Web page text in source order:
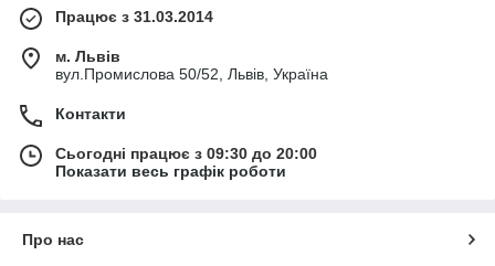
Працює з 31.03.2014
м. Львів
вул.Промислова 50/52, Львів, Україна
Контакти
Сьогодні працює з 09:30 до 20:00
Показати весь графік роботи
Про нас